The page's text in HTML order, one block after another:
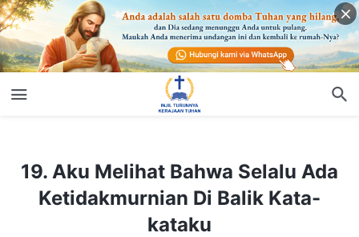
19. Aku Melihat Bahwa Selalu Ada
Ketidakmurnian Di Balik Kata-
kataku